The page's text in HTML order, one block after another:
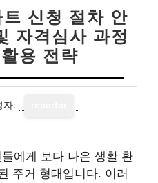
신청 절차 안
자격심사 과정
용 전략
자:
에게 보다 나은 생활 환
주거 형태입니다. 이러